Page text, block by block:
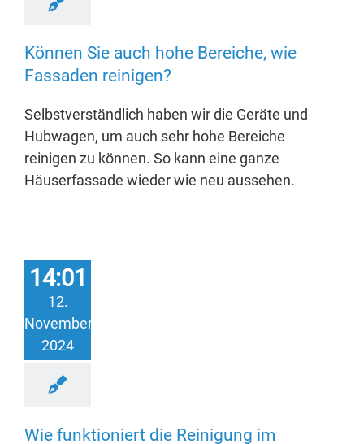
Können Sie auch hohe Bereiche, wie
Fassaden reinigen?
Selbstverständlich haben wir die Geräte und
Hubwagen, um auch sehr hohe Bereiche
reinigen zu können. So kann eine ganze
Häuserfassade wieder wie neu aussehen.
14:01
12.
November
2024
Wie funktioniert die Reinigung im